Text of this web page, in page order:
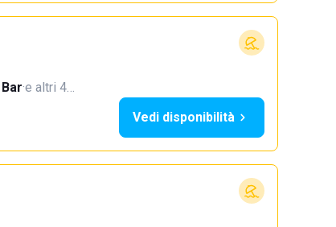
Bar·e altri 4…
Vedi disponibilità